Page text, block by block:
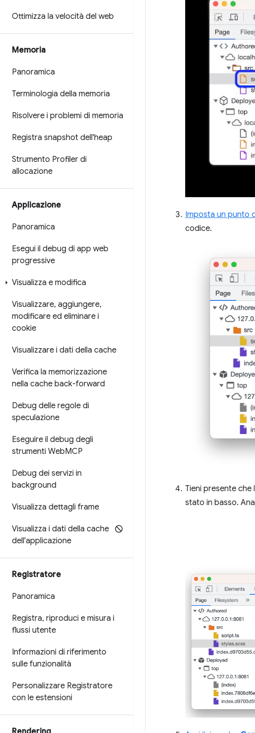
Ottimizza la velocità del web
Memoria
Panoramica
Terminologia della memoria
Risolvere i problemi di memoria
Registra snapshot dell'heap
Strumento Profiler di
allocazione
Applicazione
Panoramica
Esegui il debug di app web
progressive
Visualizza e modifica
Visualizzare, aggiungere,
modificare ed eliminare i
cookie
Visualizzare i dati della cache
Verifica la memorizzazione
nella cache back-forward
Debug delle regole di
speculazione
Eseguire il debug degli
strumenti WebMCP
Debug dei servizi in
background
Visualizza dettagli frame
Visualizza i dati della cache
dell'applicazione
Registratore
Panoramica
Registra, riproduci e misura i
flussi utente
Informazioni di riferimento
sulle funzionalità
Personalizzare Registratore
con le estensioni
Imposta un punto
codice.
Tieni presente che
stato in basso.